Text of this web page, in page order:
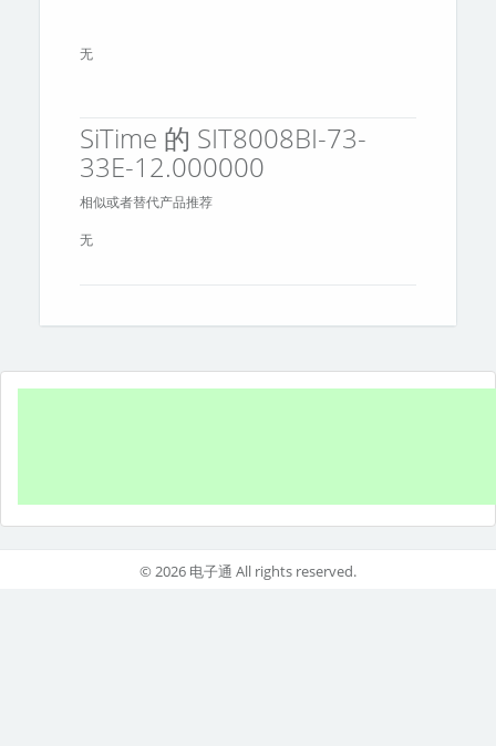
无
SiTime 的 SIT8008BI-73-
33E-12.000000
相似或者替代产品推荐
无
© 2026 电子通 All rights reserved.